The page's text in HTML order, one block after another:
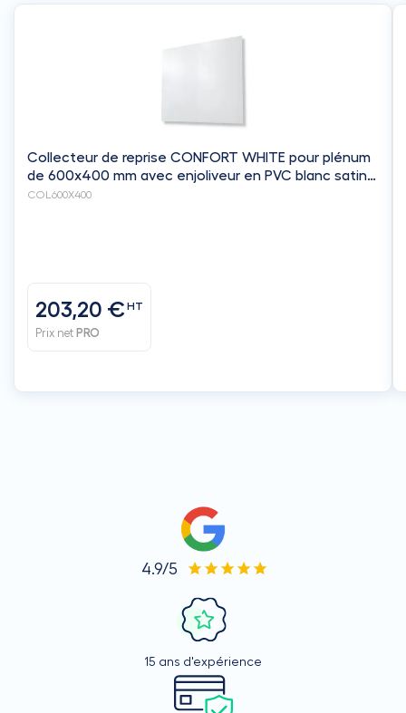
Collecteur de reprise CONFORT WHITE pour plénum
de 600x400 mm avec enjoliveur en PVC blanc satiné
de 800x600 mm - filtre inclus - BAILLINDUSTRIE
COL600X400
203,20 €HT
Prix net PRO
4.9/5
15 ans d'expérience